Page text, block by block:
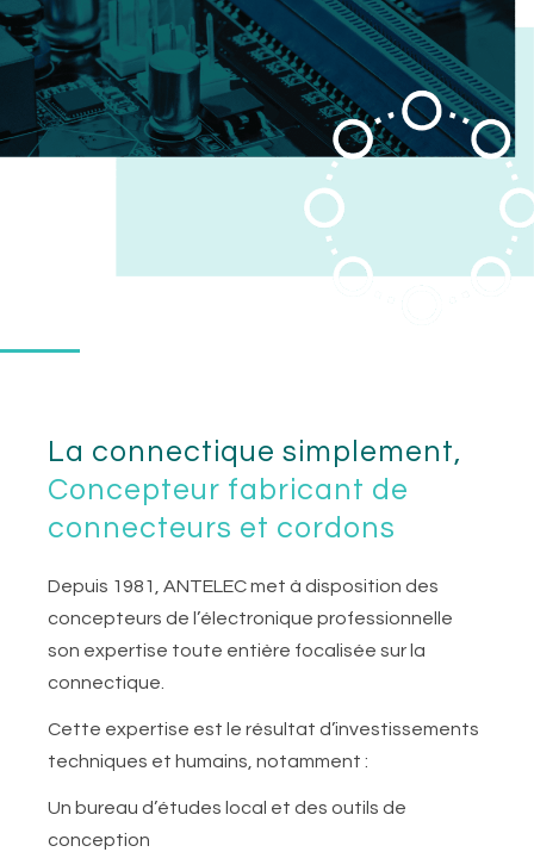
La connectique simplement,
Concepteur fabricant de
connecteurs et cordons
Depuis 1981, ANTELEC met à disposition des
concepteurs de l’électronique professionnelle
son expertise toute entière focalisée sur la
connectique.
Cette expertise est le résultat d’investissements
techniques et humains, notamment :
Un bureau d’études local et des outils de
conception